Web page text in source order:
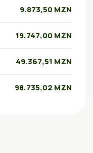
9.873,50 MZN
19.747,00 MZN
49.367,51 MZN
98.735,02 MZN